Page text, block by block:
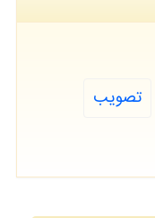
تصویب